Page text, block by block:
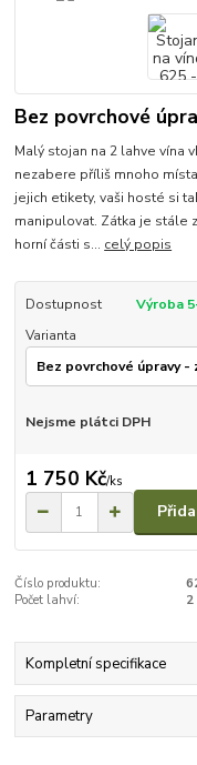
Bez povrchové
Malý stojan na 2 lahve vína
nezabere příliš mnoho
jejich etikety, vaši hosté si
manipulovat. Zátka je stále
horní části s... celý popis
Dostupnost
Výroba
Varianta
Nejsme plátci DPH
1 750 Kč/ks
Číslo produktu:
Počet lahví:
2
Kompletní specifikace
Parametry